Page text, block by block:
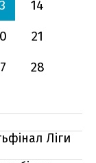
14
21
28
Ліги